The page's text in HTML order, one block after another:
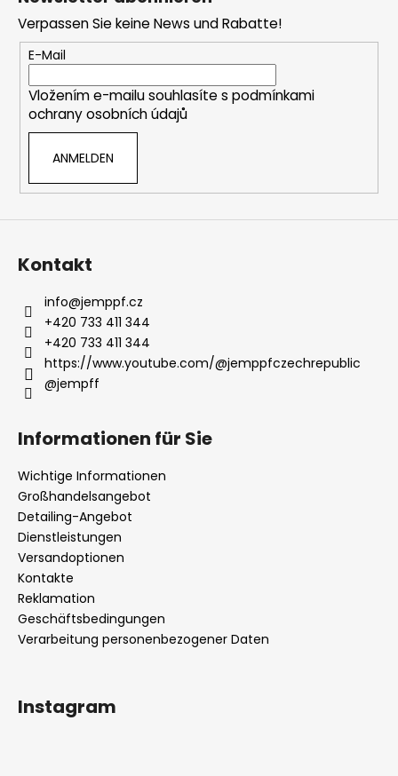
Verpassen Sie keine News und Rabatte!
E-Mail
Vložením e-mailu souhlasíte s podmínkami
ochrany osobních údajů
ANMELDEN
Kontakt
info@jemppf.cz
+420 733 411 344
+420 733 411 344
https://www.youtube.com/@jemppfczechrepublic
@jempff
Informationen für Sie
Wichtige Informationen
Großhandelsangebot
Detailing-Angebot
Dienstleistungen
Versandoptionen
Kontakte
Reklamation
Geschäftsbedingungen
Verarbeitung personenbezogener Daten
Instagram